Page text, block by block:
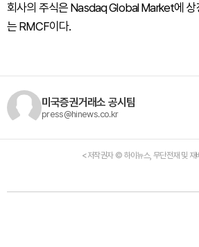
회사의 주식은 Nasdaq Global Market에 상
는 RMCF이다.
미국증권거래소 공시팀
press@hinews.co.kr
<저작권자 © 하이뉴스, 무단전재 및 재